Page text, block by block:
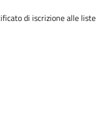
di iscrizione alle liste